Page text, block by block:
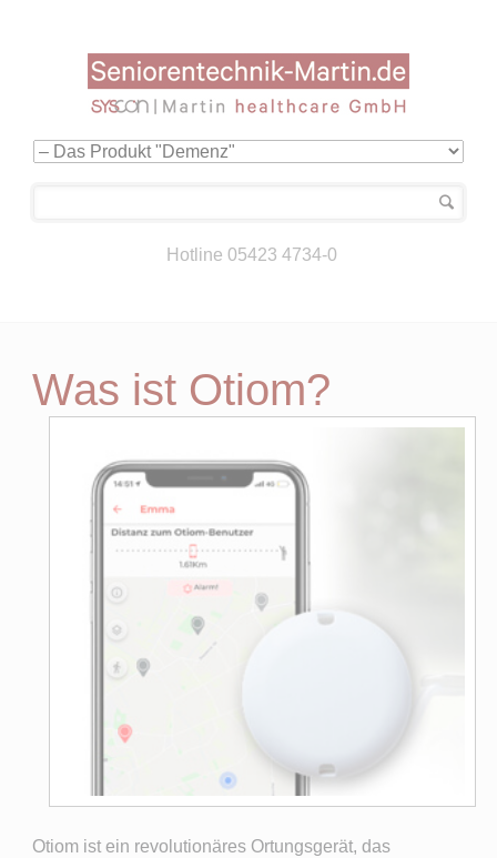
Hotline 05423 4734-0
Was ist Otiom?
Otiom ist ein revolutionäres Ortungsgerät, das